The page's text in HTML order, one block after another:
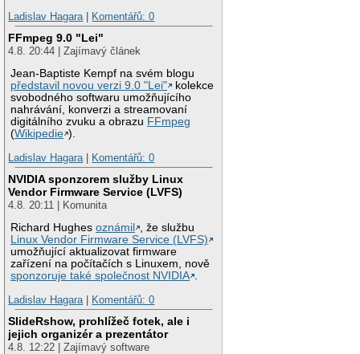
Ladislav Hagara| Komentářů: 0
FFmpeg 9.0 "Lei"
4.8. 20:44 | Zajímavý článek
Jean-Baptiste Kempf na svém blogu
představil novou verzi 9.0 "Lei"
kolekce
svobodného softwaru umožňujícího
nahrávání, konverzi a streamovaní
digitálního zvuku a obrazu FFmpeg
(Wikipedie ).
Ladislav Hagara| Komentářů: 0
NVIDIA sponzorem služby Linux
Vendor Firmware Service (LVFS)
4.8. 20:11 | Komunita
Richard Hughesoznámil
, že službu
Linux Vendor Firmware Service (LVFS)
umožňující aktualizovat firmware
zařízení na počítačích s Linuxem, nově
sponzoruje také společnost NVIDIA .
Ladislav Hagara| Komentářů: 0
SlideRshow, prohlížeč fotek, ale i
jejich organizér a prezentátor
4.8. 12:22 | Zajímavý software